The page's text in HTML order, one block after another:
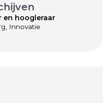
en hoogleraar
Innovatie